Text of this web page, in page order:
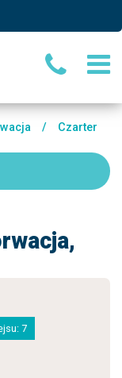
/
Czarter
7